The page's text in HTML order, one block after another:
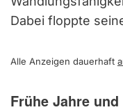
Dabei floppte
Alle Anzeigen dauerhaft
Frühe Jahre